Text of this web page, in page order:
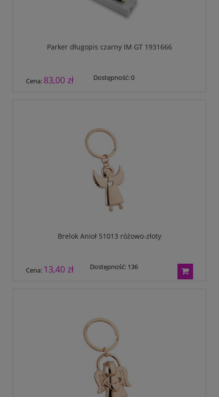
Parker długopis czarny IM GT 1931666
Cena: 83,00 zł Dostępność:0
Brelok Anioł 51013 różowo-złoty
Cena: 13,40 zł Dostępność: 136